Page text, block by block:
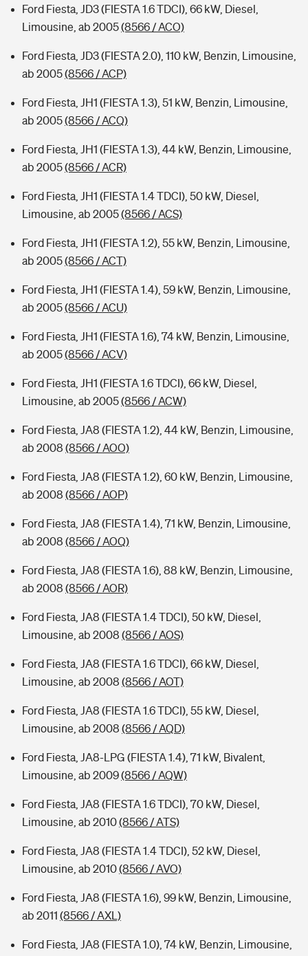
Ford Fiesta, JD3 (FIESTA 1.6 TDCI), 66 kW, Diesel,
Limousine, ab 2005(8566 / ACO)
Ford Fiesta, JD3 (FIESTA 2.0), 110 kW, Benzin, Limousine,
ab 2005(8566 / ACP)
Ford Fiesta, JH1 (FIESTA 1.3), 51 kW, Benzin, Limousine,
ab 2005(8566 / ACQ)
Ford Fiesta, JH1 (FIESTA 1.3), 44 kW, Benzin, Limousine,
ab 2005(8566 / ACR)
Ford Fiesta, JH1 (FIESTA 1.4 TDCI), 50 kW, Diesel,
Limousine, ab 2005(8566 / ACS)
Ford Fiesta, JH1 (FIESTA 1.2), 55 kW, Benzin, Limousine,
ab 2005(8566 / ACT)
Ford Fiesta, JH1 (FIESTA 1.4), 59 kW, Benzin, Limousine,
ab 2005(8566 / ACU)
Ford Fiesta, JH1 (FIESTA 1.6), 74 kW, Benzin, Limousine,
ab 2005(8566 / ACV)
Ford Fiesta, JH1 (FIESTA 1.6 TDCI), 66 kW, Diesel,
Limousine, ab 2005(8566 / ACW)
Ford Fiesta, JA8 (FIESTA 1.2), 44 kW, Benzin, Limousine,
ab 2008 (8566 / AOO)
Ford Fiesta, JA8 (FIESTA 1.2), 60 kW, Benzin, Limousine,
ab 2008 (8566 / AOP)
Ford Fiesta, JA8 (FIESTA 1.4), 71 kW, Benzin, Limousine,
ab 2008 (8566 / AOQ)
Ford Fiesta, JA8 (FIESTA 1.6), 88 kW, Benzin, Limousine,
ab 2008 (8566 / AOR)
Ford Fiesta, JA8 (FIESTA 1.4 TDCI), 50 kW, Diesel,
Limousine, ab 2008 (8566 / AOS)
Ford Fiesta, JA8 (FIESTA 1.6 TDCI), 66 kW, Diesel,
Limousine, ab 2008 (8566 / AOT)
Ford Fiesta, JA8 (FIESTA 1.6 TDCI), 55 kW, Diesel,
Limousine, ab 2008 (8566 / AQD)
Ford Fiesta, JA8-LPG (FIESTA 1.4), 71 kW, Bivalent,
Limousine, ab 2009(8566 / AQW)
Ford Fiesta, JA8 (FIESTA 1.6 TDCI), 70 kW, Diesel,
Limousine, ab 2010(8566 / ATS)
Ford Fiesta, JA8 (FIESTA 1.4 TDCI), 52 kW, Diesel,
Limousine, ab 2010(8566 / AVO)
Ford Fiesta, JA8 (FIESTA 1.6), 99 kW, Benzin, Limousine,
ab 2011 (8566 / AXL)
Ford Fiesta, JA8 (FIESTA 1.0), 74 kW, Benzin, Limousine,